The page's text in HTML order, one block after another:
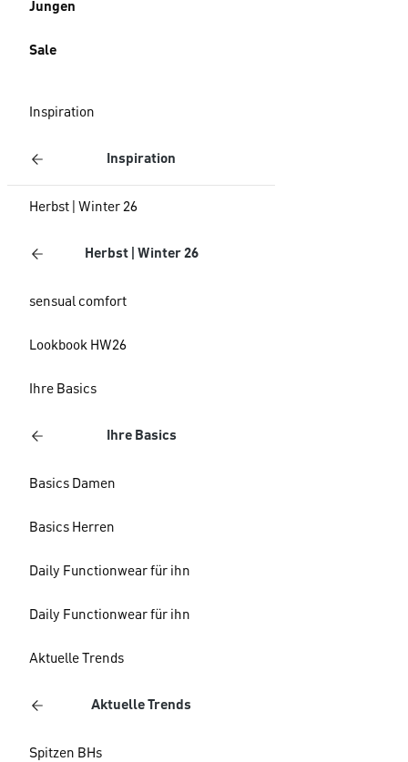
Jungen
Sale
Inspiration
Inspiration
Herbst | Winter 26
Herbst | Winter 26
sensual comfort
Lookbook HW26
Ihre Basics
Ihre Basics
Basics Damen
Basics Herren
Daily Functionwear für ihn
Daily Functionwear für ihn
Aktuelle Trends
Aktuelle Trends
Spitzen BHs